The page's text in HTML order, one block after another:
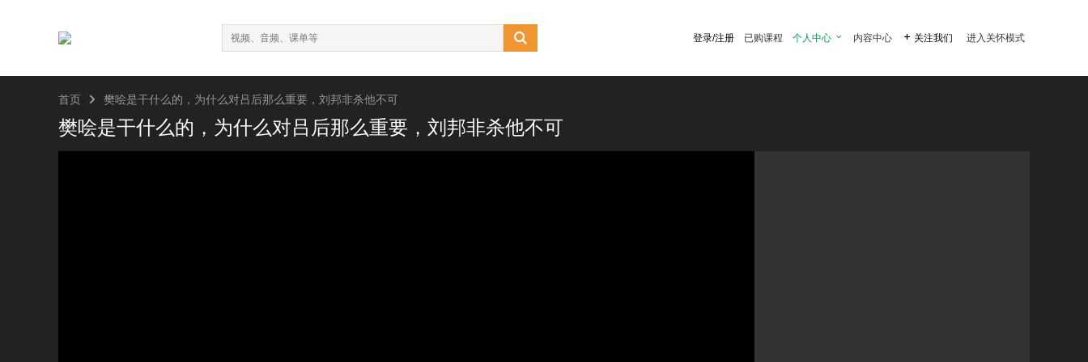
 登录/注册 已购课程 个人中心  内容中心  关注我们 进入关怀模式
首页  樊哙是干什么的，为什么对吕后那么重要，刘邦非杀他不可
樊哙是干什么的，为什么对吕后那么重要，刘邦非杀他不可